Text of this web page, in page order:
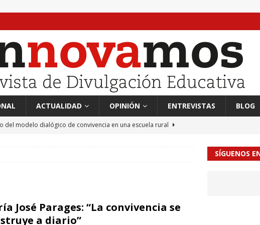
ACTUALIDAD OPINIÓN ENTREVISTAS BLOG
del modelo dialógico de convivencia en una escuela rural
Llanos
MIL PALABRAS
José Parages: “La convivencia se
a diario”
SÍGUENOS